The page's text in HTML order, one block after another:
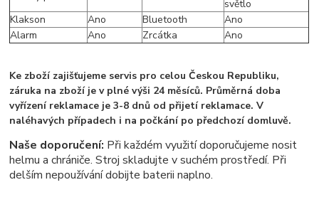
světlo
Klakson
Ano Bluetooth
Ano
Alarm
Ano Zrcátka Ano
Ke zboží zajišťujeme servis pro celou Českou Republiku,
záruka na zboží je v plné výši 24 měsíců. Průměrná doba
vyřízení reklamace je 3-8 dnů od přijetí reklamace. V
naléhavých případech i na počkání po předchozí domluvě.
Naše doporučení: Při každém využití doporučujeme nosit
helmu a chrániče. Stroj skladujte v suchém prostředí. Při
delším nepoužívání dobijte baterii naplno.